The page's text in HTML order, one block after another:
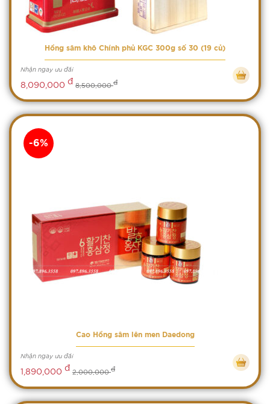
Hồng sâm khô Chính phủ KGC 300g số 30 (19 củ)
Nhận ngay ưu đãi
8,090,000 đ 8,500,000đ
Cao Hồng sâm lên men Daedong
Nhận ngay ưu đãi
1,890,000 đ 2,000,000đ
-6%